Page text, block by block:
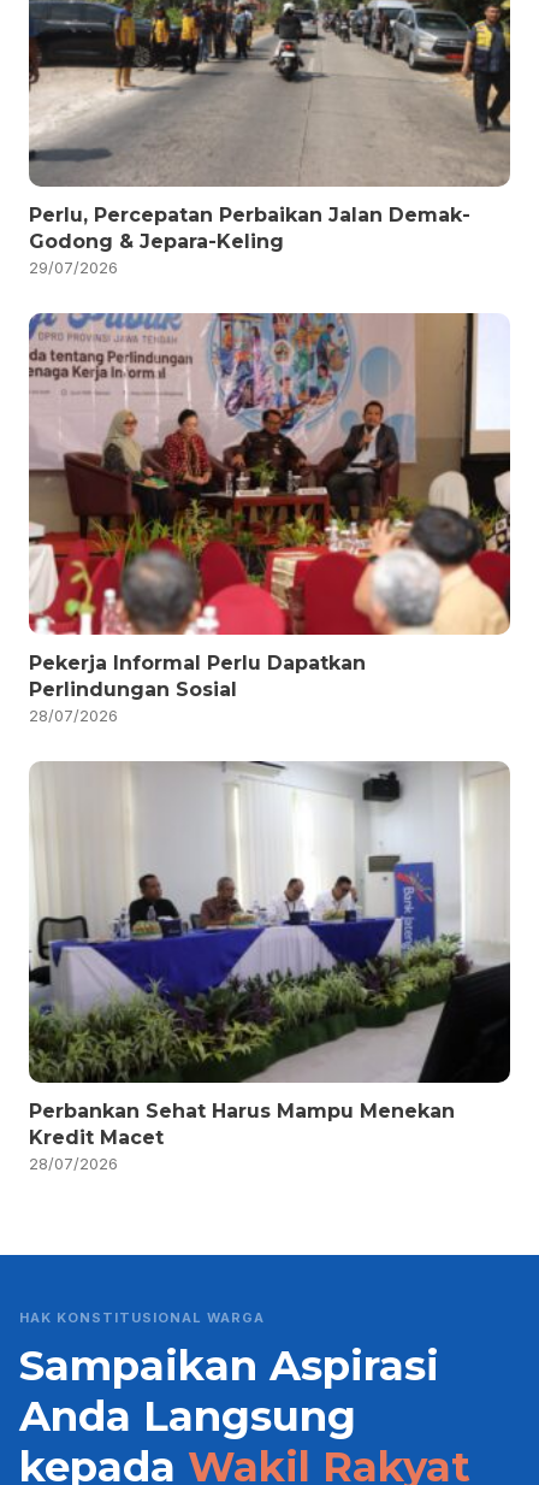
Perlu, Percepatan Perbaikan Jalan Demak-
Godong & Jepara-Keling
29/07/2026
Pekerja Informal Perlu Dapatkan
Perlindungan Sosial
28/07/2026
Perbankan Sehat Harus Mampu Menekan
Kredit Macet
28/07/2026
HAK KONSTITUSIONAL WARGA
Sampaikan Aspirasi
Anda Langsung
kepada Wakil Rakyat